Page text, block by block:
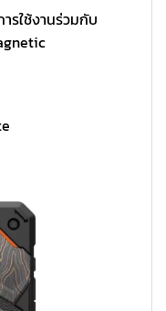
รใช้งานร่วมกับ